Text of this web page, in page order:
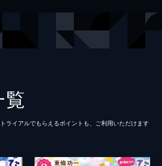
ライアルでもらえるポイントも、ご利⽤いただけます